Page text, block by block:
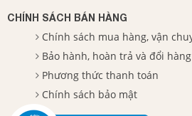
CHÍNH SÁCH BÁN HÀNG
Chính sách mua hàng, vận
Bảo hành, hoàn trả và đổi hàng
Phương thức thanh toán
Chính sách bảo mật